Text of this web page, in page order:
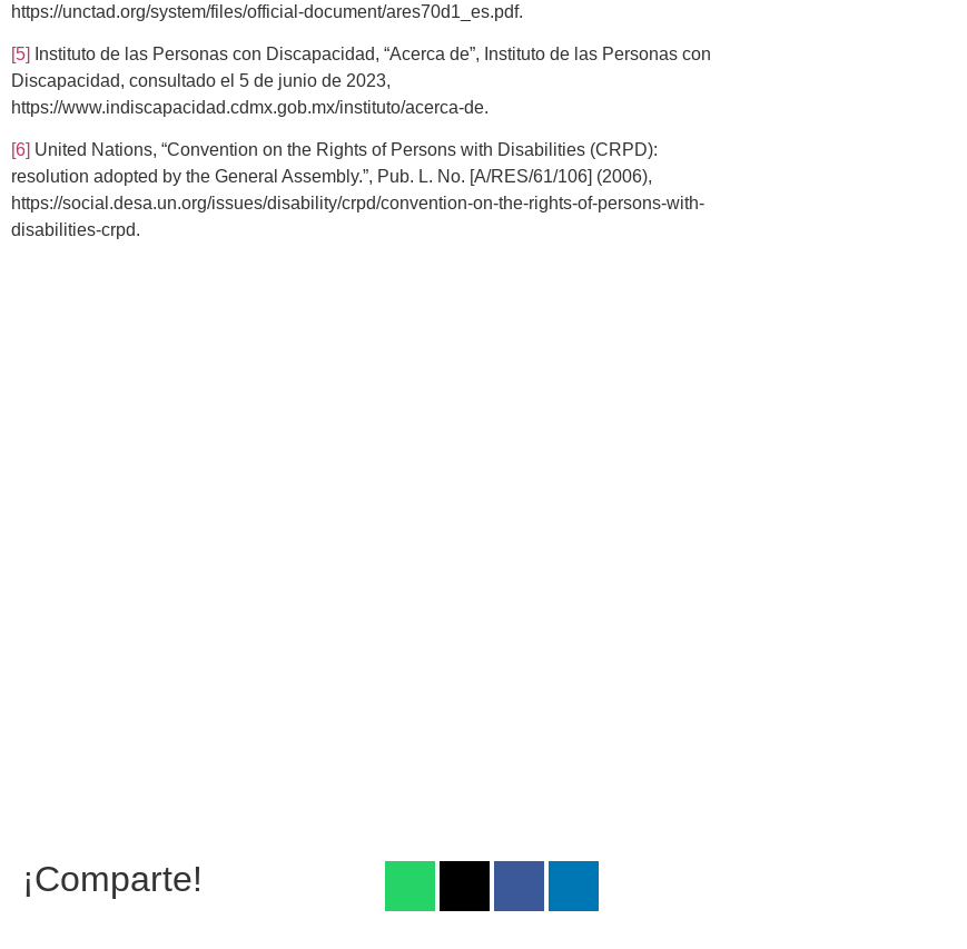
https://unctad.org/system/files/official-document/ares70d1_es.pdf.
[5]
Instituto de las Personas con Discapacidad, “Acerca de”, Instituto de las Personas con
Discapacidad, consultado el 5 de junio de 2023,
https://www.indiscapacidad.cdmx.gob.mx/instituto/acerca-de.
[6] United Nations, “Convention on the Rights of Persons with Disabilities (CRPD):
resolution adopted by the General Assembly.”, Pub. L. No. [A/RES/61/106] (2006),
https://social.desa.un.org/issues/disability/crpd/convention-on-the-rights-of-persons-with-
disabilities-crpd.
¡Comparte!